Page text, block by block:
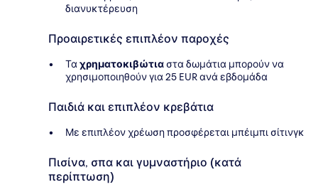
διανυκτέρευση
Προαιρετικές επιπλέον παροχές
Ταχρηματοκιβώτιαστα δωμάτια μπορούν να
χρησιμοποιηθούν για 25 EUR ανά εβδομάδα
Παιδιά και επιπλέον κρεβάτια
Με επιπλέον χρέωση προσφέρεται μπέιμπι σίτινγκ
Πισίνα, σπα και γυμναστήριο (κατά
περίπτωση)